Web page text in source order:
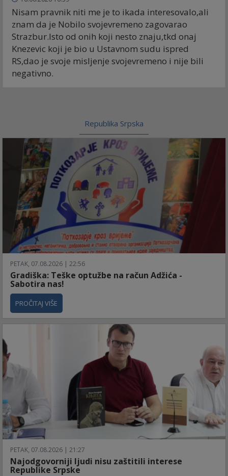
Nisam pravnik niti me je to ikada interesovalo,ali
znam da je Nobilo svojevremeno zagovarao
Strazbur.Isto od onih koji nesto znaju,tkd onaj
Knezevic koji je bio u Ustavnom sudu ispred
RS,dao je svoje misljenje svojevremeno i nije bili
negativno.
Republika Srpska
PETAK, 07.08.2026 | 22:56
Gradiška: Teške optužbe na račun Adžića -
Sabotira nas!
PROČITAJ VIŠE
PETAK, 07.08.2026 | 21:27
Najodgovorniji ljudi nisu zaštitili interese
Republike Srpske